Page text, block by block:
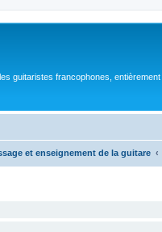
guitaristes francophones, entièrement
et enseignement de la guitare